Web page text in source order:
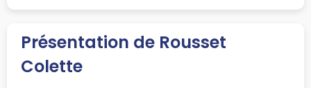
Présentation de Rousset
Colette